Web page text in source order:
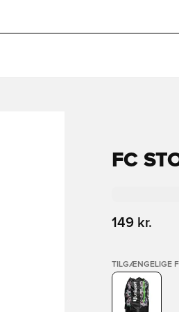
FC
149 kr.
TILGÆNGELIGE